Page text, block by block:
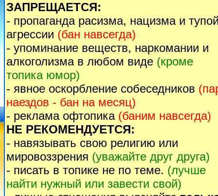
ЗАПРЕЩАЕТСЯ:
- пропаганда расизма, нацизма и
агрессии (бан навсегда)
- упоминание веществ, наркомании и
алкоголизма в любом виде (кроме
топика юмор)
- явное оскорбление собеседников
наездов - бан на месяц)
- реклама офтопика (баним навсегда)
НЕ РЕКОМЕНДУЕТСЯ:
- навязывать свою религию или
мировоззрения (уважайте друг друга)
- писать в топике не по теме. (лучше
найти нужный или завести свой)